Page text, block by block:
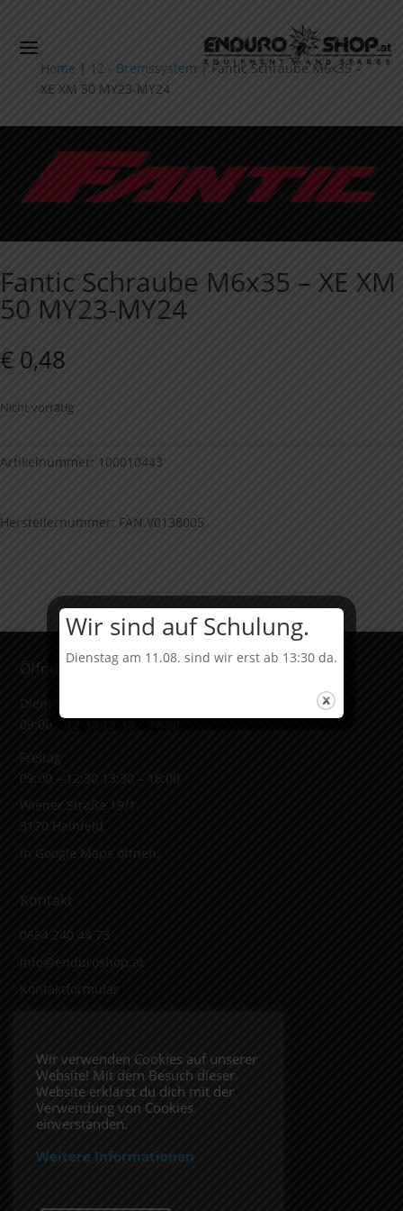
Home | 12 - Bremssystem | Fantic Schraube M6x35 –
XE XM 50 MY23-MY24
Fantic Schraube M6x35 – XE XM
50 MY23-MY24
€ 0,48
Nicht vorrätig
Artikelnummer: 100010443
Herstellernummer: FAN.V0138005
Öffnungszeiten & Adresse
Dienstag bis Donnerstag
09:00 – 12:30 13:30 – 17:00
Freitag
09:00 – 12:30 13:30 – 16:00
Wiener Straße 19/1
3170 Hainfeld
In Google Maps öffnen.
Kontakt
0664 240 44 73
info@enduroshop.at
Kontaktformular
Impressum
Datenschutzerklärung
Folge uns
Wir verwenden Cookies auf unserer
Website! Mit dem Besuch dieser
Website erklärst du dich mit der
Verwendung von Cookies
einverstanden.
Weitere Informationen
Wir sind auf Schulung.
Dienstag am 11.08. sind wir erst ab 13:30 da.